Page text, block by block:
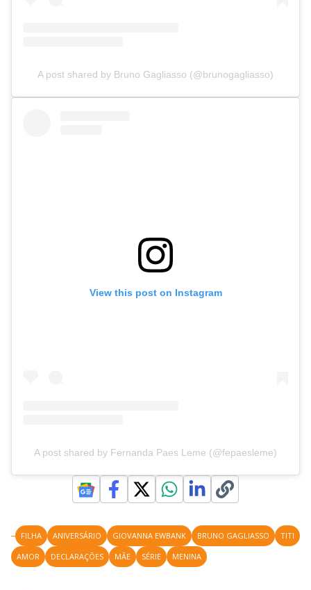
A post shared by Bruno Gagliasso (@brunogagliasso)
View this post on Instagram
A post shared by Fernanda Paes Leme (@fepaesleme)
FILHA ANIVERSÁRIO GIOVANNA EWBANK BRUNO GAGLIASSO
TITI
AMOR
DECLARAÇÕES MÃE SÉRIE MENINA